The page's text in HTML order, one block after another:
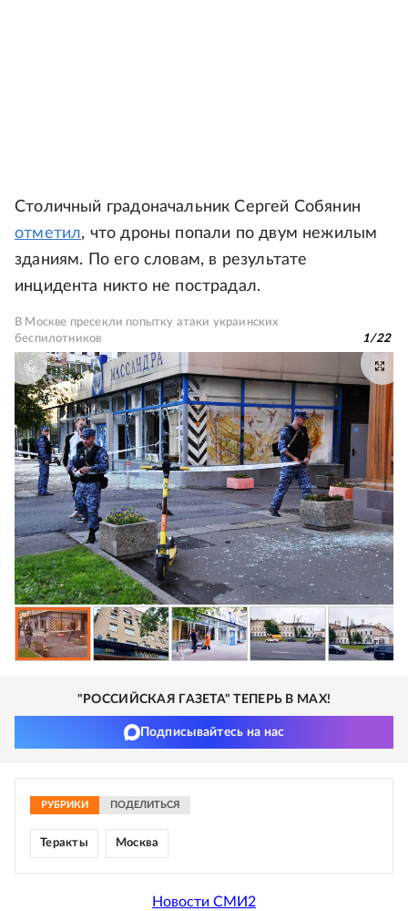
Столичный градоначальник Сергей Собянин
отметил, что дроны попали по двум нежилым
зданиям. По его словам, в результате
инцидента никто не пострадал.
В Москве пресекли попытку атаки украинских
беспилотников
1/22
"РОССИЙСКАЯ ГАЗЕТА" ТЕПЕРЬ В MAX!
Подписывайтесь на нас
РУБРИКИ ПОДЕЛИТЬСЯ
Теракты Москва
Новости СМИ2